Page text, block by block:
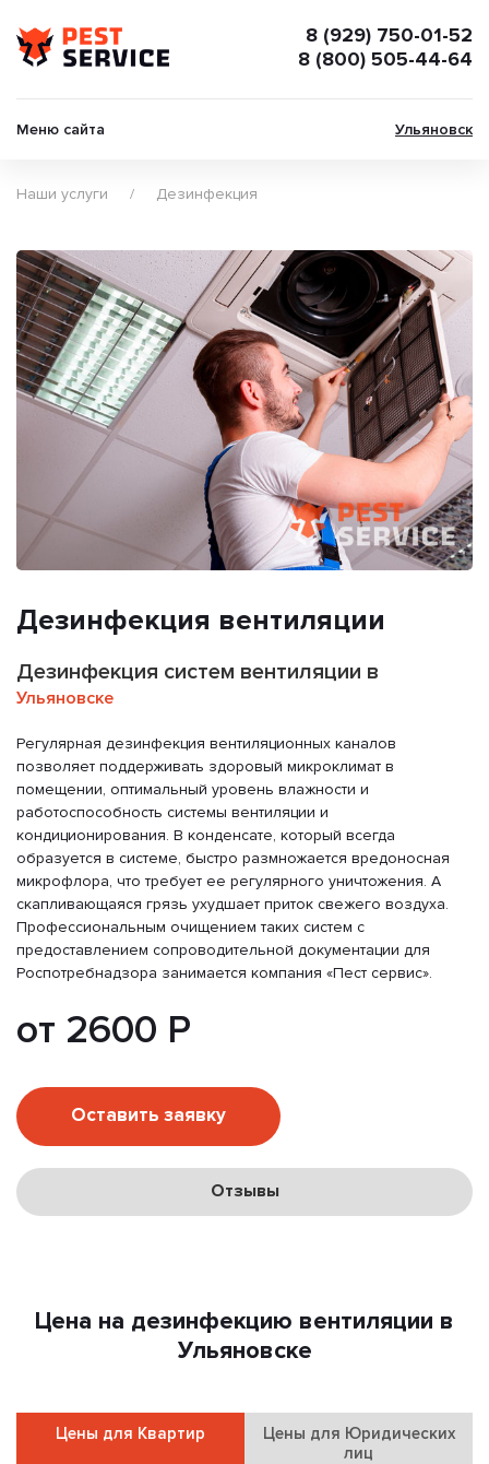
8 (929) 750-01-52
8 (800) 505-44-64
Меню сайта Ульяновск
Наши услуги Дезинфекция
Дезинфекция вентиляции
Дезинфекция систем вентиляции в
Ульяновске
Регулярная дезинфекция вентиляционных каналов
позволяет поддерживать здоровый микроклимат в
помещении, оптимальный уровень влажности и
работоспособность системы вентиляции и
кондиционирования. В конденсате, который всегда
образуется в системе, быстро размножается вредоносная
микрофлора, что требует ее регулярного уничтожения. А
скапливающаяся грязь ухудшает приток свежего воздуха.
Профессиональным очищением таких систем с
предоставлением сопроводительной документации для
Роспотребнадзора занимается компания «Пест сервис».
от 2600 Р
Оставить заявку
Отзывы
Цена на дезинфекцию вентиляции в
Ульяновске
Цены для Квартир
Цены для Юридических
лиц